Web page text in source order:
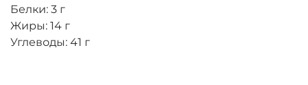
Белки: 3 г
Жиры: 14 г
Углеводы: 41 г